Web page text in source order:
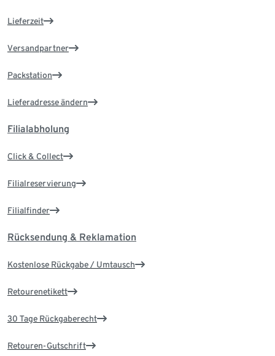
Lieferzeit
Versandpartner
Packstation
Lieferadresse ändern
Filialabholung
Click & Collect
Filialreservierung
Filialfinder
Rücksendung & Reklamation
Kostenlose Rückgabe / Umtausch
Retourenetikett
30 Tage Rückgaberecht
Retouren-Gutschrift